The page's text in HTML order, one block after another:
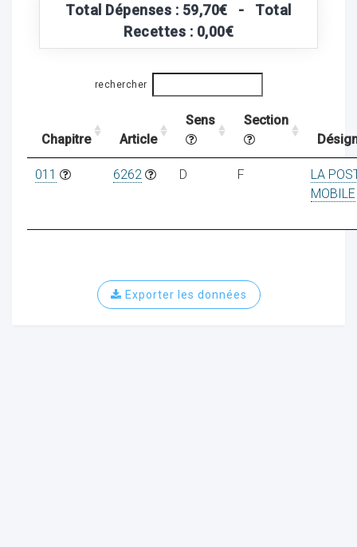
Total Dépenses : 59,70€ - Total
Recettes : 0,00€
rechercher
Chapitre Article
Sens
Section
011 6262 D F
LA
MOBILE
Exporter les données